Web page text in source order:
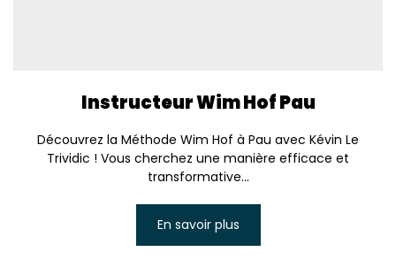
Instructeur Wim Hof Pau
Découvrez la Méthode Wim Hof à Pau avec Kévin Le
Trividic ! Vous cherchez une manière efficace et
transformative...
En savoir plus